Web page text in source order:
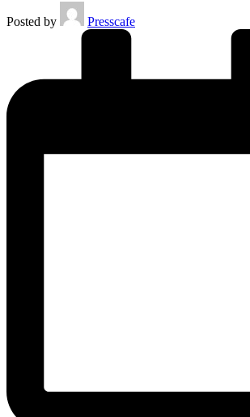
Posted by Presscafe